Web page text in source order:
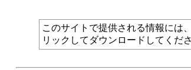
このサイトで提供される情報には
リックしてダウンロードしてくださ